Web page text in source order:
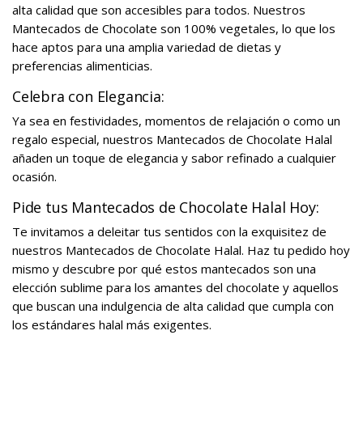
alta calidad que son accesibles para todos. Nuestros
Mantecados de Chocolate son 100% vegetales, lo que los
hace aptos para una amplia variedad de dietas y
preferencias alimenticias.
Celebra con Elegancia:
Ya sea en festividades, momentos de relajación o como un
regalo especial, nuestros Mantecados de Chocolate Halal
añaden un toque de elegancia y sabor refinado a cualquier
ocasión.
Pide tus Mantecados de Chocolate Halal Hoy:
Te invitamos a deleitar tus sentidos con la exquisitez de
nuestros Mantecados de Chocolate Halal. Haz tu pedido hoy
mismo y descubre por qué estos mantecados son una
elección sublime para los amantes del chocolate y aquellos
que buscan una indulgencia de alta calidad que cumpla con
los estándares halal más exigentes.